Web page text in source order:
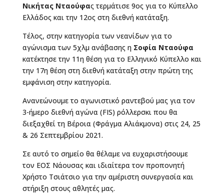
Νικήτας Νταούφας τερμάτισε 9ος για το Κύπελλο
Ελλάδος και την 12ος στη διεθνή κατάταξη.
Τέλος, στην κατηγορία των νεανίδων για το
αγώνισμα των 5χλμ ανάβασης η Σοφία Νταούφα
κατέκτησε την 11η θέση για το Ελληνικό Κύπελλο και
την 17η θέση στη διεθνή κατάταξη στην πρώτη της
εμφάνιση στην κατηγορία.
Ανανεώνουμε το αγωνιστικό ραντεβού μας για τον
3-ήμερο διεθνή αγώνα (FIS) ρόλλερσκι που θα
διεξαχθεί τη Βέροια (Φράγμα Αλιάκμονα) στις 24, 25
& 26 Σεπτεμβρίου 2021.
Σε αυτό το σημείο θα θέλαμε να ευχαριστήσουμε
τον ΕΟΣ Νάουσας και ιδιαίτερα τον προπονητή
Χρήστο Τσιάτσιο για την αμέριστη συνεργασία και
στήριξη στους αθλητές μας.